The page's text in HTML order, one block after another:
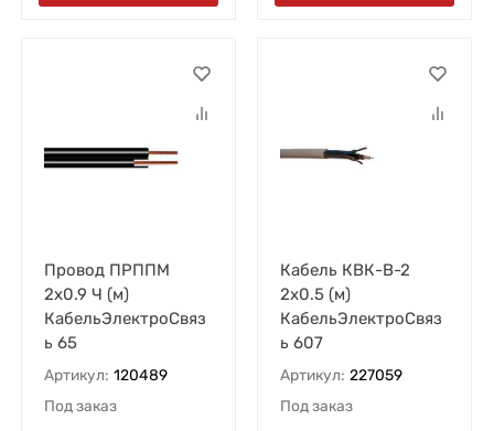
Провод ПРППМ
2х0.9 Ч (м)
КабельЭлектроСвяз
ь 65
Артикул: 120489
Под заказ
Кабель КВК-В-2
2х0.5 (м)
КабельЭлектроСвяз
ь 607
Артикул: 227059
Под заказ